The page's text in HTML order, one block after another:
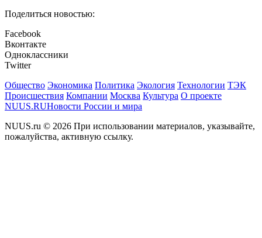
Поделиться новостью:
Facebook
Вконтакте
Одноклассники
Twitter
Общество Экономика Политика Экология Технологии ТЭК
Происшествия Компании Москва Культура О проекте
NUUS.RUНовости России и мира
NUUS.ru © 2026 При использовании материалов, указывайте,
пожалуйства, активную ссылку.